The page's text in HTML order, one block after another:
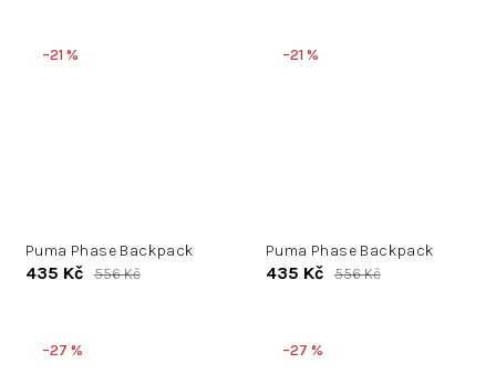
–21 %
Puma Phase Backpack
435 Kč 556 Kč
–21 %
Puma Phase Backpack
435 Kč 556 Kč
–27 % –27 %